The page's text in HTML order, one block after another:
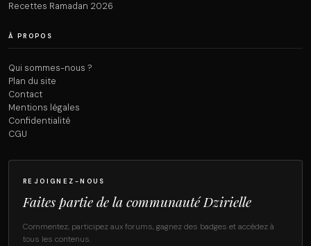
Recettes Ramadan 2026
À PROPOS
Qui sommes-nous ?
Plan du site
Contact
Mentions légales
Confidentialité
CGU
REJOIGNEZ-NOUS
Faites partie de la communauté Dzirielle
Commentez, participez aux forums, gagnez des badges et accédez à
tous les contenus.